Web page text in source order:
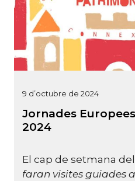
9 d’octubre de 2024
Jornades
2024
El cap de setmana del
faran visites guiades